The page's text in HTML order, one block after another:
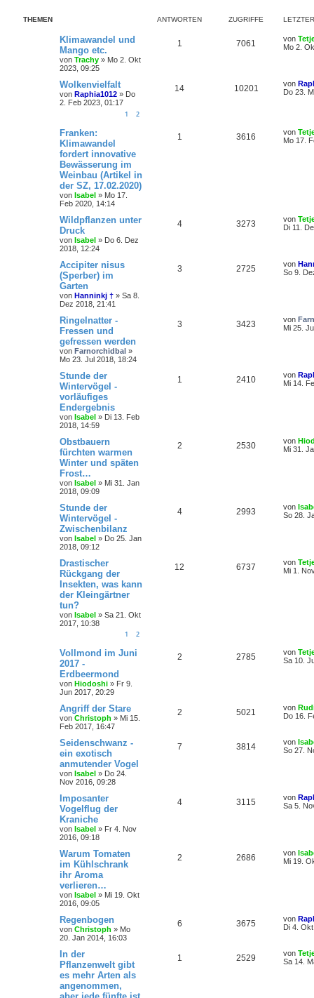
THEMEN ANTWORTEN ZUGRIFFE
Klimawandel und
Mango etc.
von Trachy » Mo 2. Okt
2023, 09:25
1 7061 von
Mo 2.
Wolkenvielfalt
von Raphia1012 » Do
2. Feb 2023, 01:17
1 2
14 10201 von
Do 23.
Franken:
Klimawandel
fordert innovative
Bewässerung im
Weinbau (Artikel in
der SZ, 17.02.2020)
von Isabel » Mo 17.
Feb 2020, 14:14
1 3616 von
Mo 17.
Wildpflanzen unter
Druck
von Isabel » Do 6. Dez
2018, 12:24
4 3273 von
Di 11.
Accipiter nisus
(Sperber) im
Garten
von Hanninkj † » Sa 8.
Dez 2018, 21:41
3 2725 von
So 9.
Ringelnatter -
Fressen und
gefressen werden
von Farnorchidbal »
Mo 23. Jul 2018, 18:24
3 3423 von
Mi 25.
Stunde der
Wintervögel -
vorläufiges
Endergebnis
von Isabel » Di 13. Feb
2018, 14:59
1 2410 von
Mi 14.
Obstbauern
fürchten warmen
Winter und späten
Frost…
von Isabel » Mi 31. Jan
2018, 09:09
2 2530 von
Mi 31.
Stunde der
Wintervögel -
Zwischenbilanz
von Isabel » Do 25. Jan
2018, 09:12
4 2993 von
So 28.
Drastischer
Rückgang der
Insekten, was kann
der Kleingärtner
tun?
von Isabel » Sa 21. Okt
2017, 10:38
1 2
12 6737 von
Mi 1.
Vollmond im Juni
2017 -
Erdbeermond
von Hiodoshi » Fr 9.
Jun 2017, 20:29
2 2785 von
Sa 10.
Angriff der Stare
von Christoph » Mi 15.
Feb 2017, 16:47
2 5021 von
Do 16.
Seidenschwanz -
ein exotisch
anmutender Vogel
von Isabel » Do 24.
Nov 2016, 09:28
7 3814 von
So 27.
Imposanter
Vogelflug der
Kraniche
von Isabel » Fr 4. Nov
2016, 09:18
4 3115 von
Sa 5.
Warum Tomaten
im Kühlschrank
ihr Aroma
verlieren…
von Isabel » Mi 19. Okt
2016, 09:05
2 2686 von
Mi 19.
Regenbogen
von Christoph » Mo
20. Jan 2014, 16:03
6 3675 von
Di 4.
In der
Pflanzenwelt gibt
es mehr Arten als
angenommen,
1 2529 von
Sa 14.